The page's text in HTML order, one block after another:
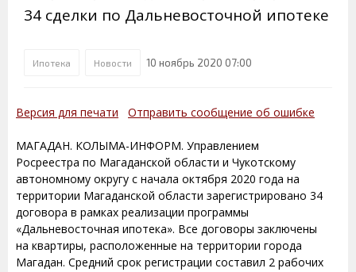
34 сделки по Дальневосточной ипотеке
Ипотека Новости 10 ноябрь 2020 07:00
Версия для печати Отправить сообщение об ошибке
МАГАДАН. КОЛЫМА-ИНФОРМ. Управлением
Росреестра по Магаданской области и Чукотскому
автономному округу с начала октября 2020 года на
территории Магаданской области зарегистрировано 34
договора в рамках реализации программы
«Дальневосточная ипотека». Все договоры заключены
на квартиры, расположенные на территории города
Магадан. Средний срок регистрации составил 2 рабочих